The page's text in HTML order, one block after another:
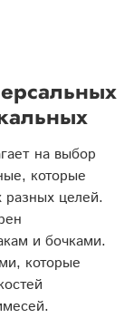
на выбор
которые
целей.
и бочками.
которые